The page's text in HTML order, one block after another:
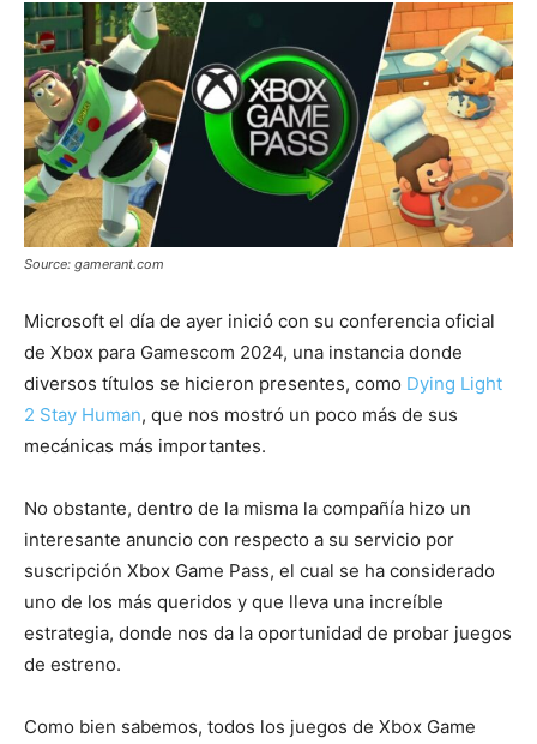
Source: gamerant.com
Microsoft el día de ayer inició con su conferencia oficial
de Xbox para Gamescom 2024, una instancia donde
diversos títulos se hicieron presentes, como Dying Light
2 Stay Human, que nos mostró un poco más de sus
mecánicas más importantes.
No obstante, dentro de la misma la compañía hizo un
interesante anuncio con respecto a su servicio por
suscripción Xbox Game Pass, el cual se ha considerado
uno de los más queridos y que lleva una increíble
estrategia, donde nos da la oportunidad de probar juegos
de estreno.
Como bien sabemos, todos los juegos de Xbox Game